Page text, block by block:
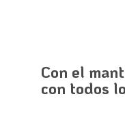
Con el
con todos